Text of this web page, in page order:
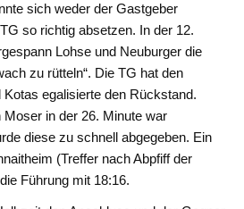
sich weder der Gastgeber
so richtig absetzen. In der 12.
Lohse und Neuburger die
zu rütteln“. Die TG hat den
egalisierte den Rückstand.
in der 26. Minute war
diese zu schnell abgegeben. Ein
(Treffer nach Abpfiff der
Führung mit 18:16.